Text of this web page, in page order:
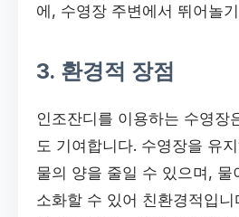
에, 수영장 주변에서 뛰어놀
3. 환경적 장점
인조잔디를 이용하는 수영장
도 기여합니다. 수영장을 유
물의 양을 줄일 수 있으며, 물
소화할 수 있어 친환경적입